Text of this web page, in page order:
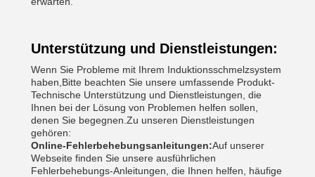
Unterstützung und Dienstleistungen:
Wenn Sie Probleme mit Ihrem Induktionsschmelzsystem
haben,Bitte beachten Sie unsere umfassende Produkt-
Technische Unterstützung und Dienstleistungen, die
Ihnen bei der Lösung von Problemen helfen sollen,
denen Sie begegnen.Zu unseren Dienstleistungen
gehören:
Online-Fehlerbehebungsanleitungen:Auf unserer
Webseite finden Sie unsere ausführlichen
Fehlerbehebungs-Anleitungen, die Ihnen helfen, häufige